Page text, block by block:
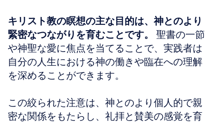
キリスト教の瞑想の主な目的は、神とのより
緊密なつながりを育むことです。
聖書の一節
や神聖な愛に焦点を当てることで、実践者は
自分の人生における神の働きや臨在への理解
を深めることができます。
この絞られた注意は、神とのより個人的で親
密な関係をもたらし、礼拝と賛美の感覚を育